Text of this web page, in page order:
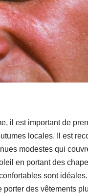
il est important de
locales. Il est
modestes qui
en portant des
sont
des vêtements